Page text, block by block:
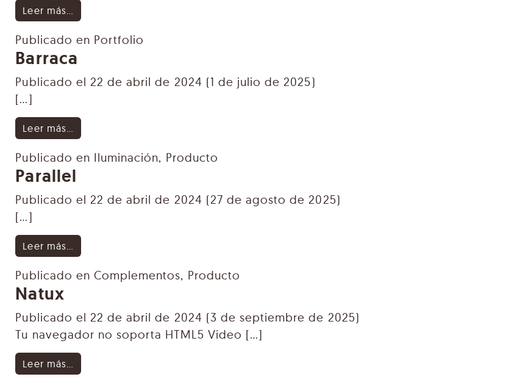
Leer más…
Publicado en Portfolio
Barraca
Publicado el 22 de abril de 2024 (1 de julio de 2025)
[…]
Leer más…
Publicado en Iluminación, Producto
Parallel
Publicado el 22 de abril de 2024 (27 de agosto de 2025)
[…]
Leer más…
Publicado en Complementos, Producto
Natux
Publicado el 22 de abril de 2024 (3 de septiembre de 2025)
Tu navegador no soporta HTML5 Video […]
Leer más…